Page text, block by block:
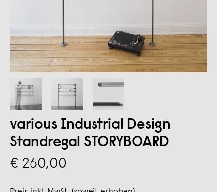
various Industrial Design
Standregal STORYBOARD
€ 260,00